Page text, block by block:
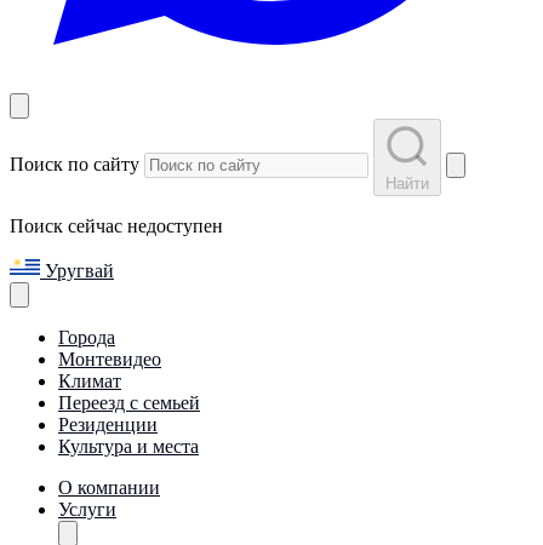
Поиск по сайту
Найти
Поиск сейчас недоступен
Уругвай
Города
Монтевидео
Климат
Переезд с семьей
Резиденции
Культура и места
О компании
Услуги